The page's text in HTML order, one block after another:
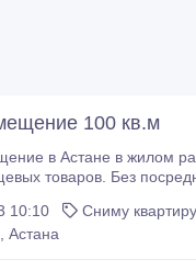
100 кв.м
в Астане в жилом
товаров. Без
10:10
Сниму квартиру
Астана